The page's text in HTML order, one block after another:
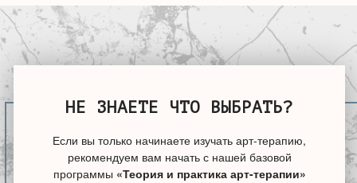
НЕ ЗНАЕТЕ ЧТО ВЫБРАТЬ?
Если вы только начинаете изучать арт-терапию,
рекомендуем вам начать с нашей базовой
программы «Теория и практика арт-терапии»